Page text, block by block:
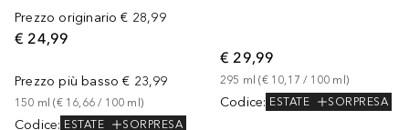
Prezzo originario € 28,99
€ 24,99
Prezzo più basso € 23,99
150 ml (€ 16,66 / 100 ml )
Codice: ESTATE SORPRESA
€ 29,99
295 ml (€ 10,17 / 100 ml )
Codice: ESTATE SORPRESA